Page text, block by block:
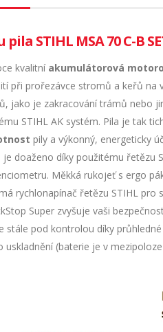
pila STIHL MSA 70 C-B
kvalitní akumulátorová
při prořezávce stromů a keřů na
jako je zakracování trámů nebo
STIHL AK systém. Pila je tak
pily a výkonný, energeticky
je doaženo díky použitému řetězu
Měkká rukojeť s ergo
rychlonapínač řetězu STIHL pro
Super zvyšuje vaši
stále pod kontrolou díky
uskladnění (baterie je v